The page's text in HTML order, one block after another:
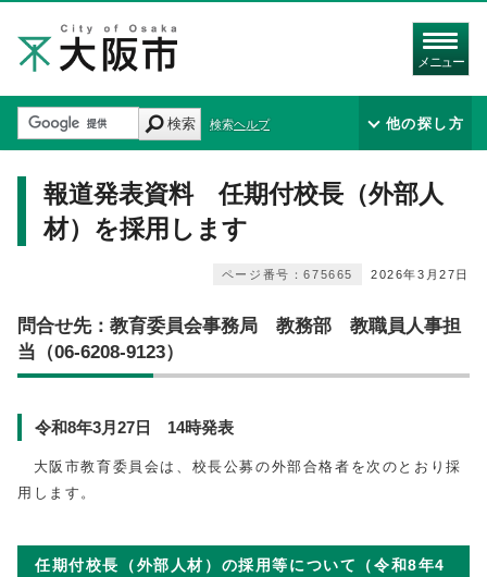
メニュー
検索 検索ヘルプ 他の探し方
報道発表資料 任期付校長（外部人
材）を採用します
2026年3月27日
ページ番号：675665
問合せ先：教育委員会事務局 教務部 教職員人事担
当（06-6208-9123）
令和8年3月27日 14時発表
大阪市教育委員会は、校長公募の外部合格者を次のとおり採
用します。
任期付校長（外部人材）の採用等について（令和8年4